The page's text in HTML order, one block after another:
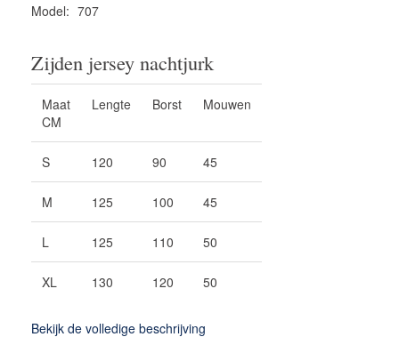
Model: 707
Zijden jersey nachtjurk
Maat
CM
Lengte Borst Mouwen
S 120 90 45
M 125 100 45
L 125 110 50
XL 130 120 50
Bekijk de volledige beschrijving